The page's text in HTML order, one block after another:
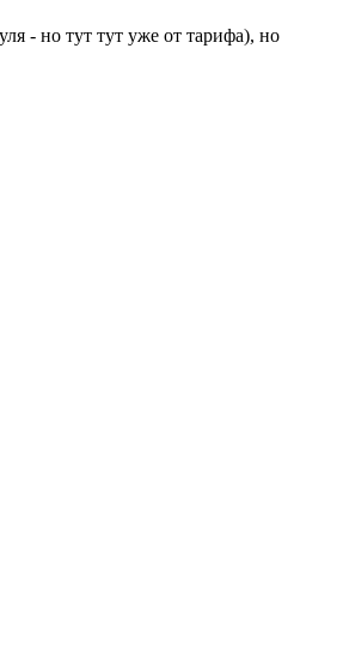
- но тут тут уже от тарифа), но